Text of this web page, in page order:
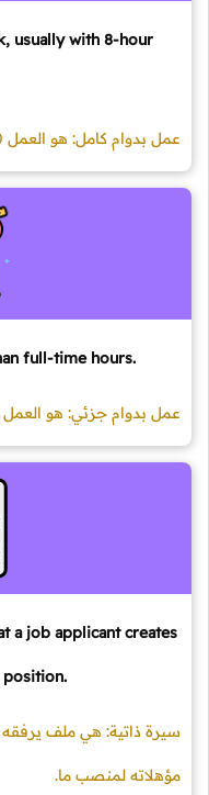
usually with 8-hour
عمل بدوام كامل: هو العمل 40 ساعة أسبوعياً أو 8 ساعات يومياً.
full-time hours.
عمل بدوام جزئي: هو العمل لأقل من 8
a job applicant creates
سيرة ذاتية: هي ملف
مؤهلاته لمنصب ما.